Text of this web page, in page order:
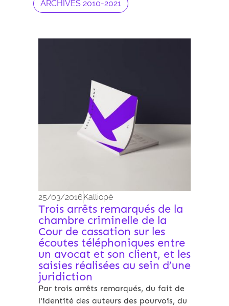
ARCHIVES 2010-2021
25/03/2016Kalliopé
Trois arrêts remarqués de la
chambre criminelle de la
Cour de cassation sur les
écoutes téléphoniques entre
un avocat et son client, et les
saisies réalisées au sein d’une
juridiction
Par trois arrêts remarqués, du fait de
l'identité des auteurs des pourvois, du